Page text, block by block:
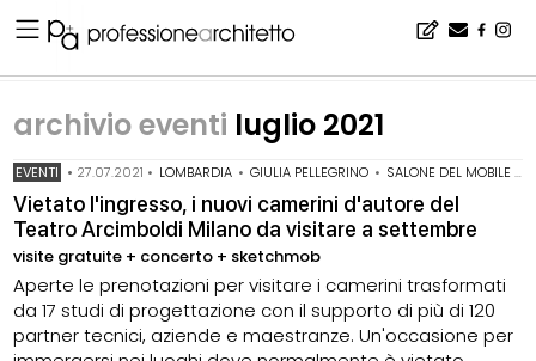
archivio eventi luglio 2021
EVENTI • 27.07.2021 • LOMBARDIA • GIULIA PELLEGRINO • SALONE DEL MOBILE MILANO
Vietato l'ingresso, i nuovi camerini d'autore del
Teatro Arcimboldi Milano da visitare a settembre
visite gratuite + concerto + sketchmob
Aperte le prenotazioni per visitare i camerini trasformati
da 17 studi di progettazione con il supporto di più di 120
partner tecnici, aziende e maestranze. Un'occasione per